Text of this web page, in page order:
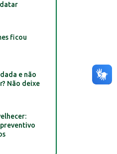
ficou
e não
Não deixe